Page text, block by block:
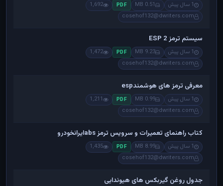
1 سال پیش 0.51 MB
PDF
1,692
cosehof132@dwriters.com
سیستم ترمز ESP 2
1 سال پیش 9.23 MB
PDF
1,472
cosehof132@dwriters.com
معرفی ترمز های هوشمندesp
1 سال پیش 0.99 MB
PDF
1,211
cosehof132@dwriters.com
کتاب راهنمای تعمیرات و سرویس ترمز absایرانخودرو
1 سال پیش 8.99 MB
PDF
1,435
cosehof132@dwriters.com
جدول روغن گیربکس های هیوندایی